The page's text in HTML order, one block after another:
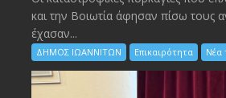
και την Bοιωτία άφησαν πίσω τους
έχασαν...
ΔΗΜΟΣ ΙΩΑΝΝΙΤΩΝ Επικαιρότητα Νέα